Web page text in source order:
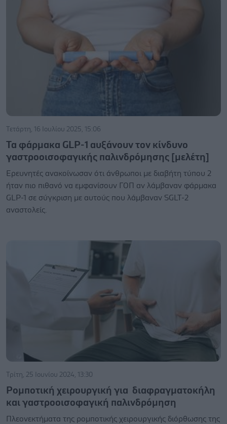
Τετάρτη, 16 Ιουλίου 2025, 15:06
Τα φάρμακα GLP-1 αυξάνουν τον κίνδυνο
γαστροοισοφαγικής παλινδρόμησης [μελέτη]
Ερευνητές ανακοίνωσαν ότι άνθρωποι με διαβήτη τύπου 2
ήταν πιο πιθανό να εμφανίσουν ΓΟΠ αν λάμβαναν φάρμακα
GLP-1 σε σύγκριση με αυτούς που λάμβαναν SGLT-2
αναστολείς.
Τρίτη, 25 Ιουνίου 2024, 13:30
Ρομποτική χειρουργική για διαφραγματοκήλη
και γαστροοισοφαγική παλινδρόμηση
Πλεονεκτήματα της ρομποτικής χειρουργικής διόρθωσης της